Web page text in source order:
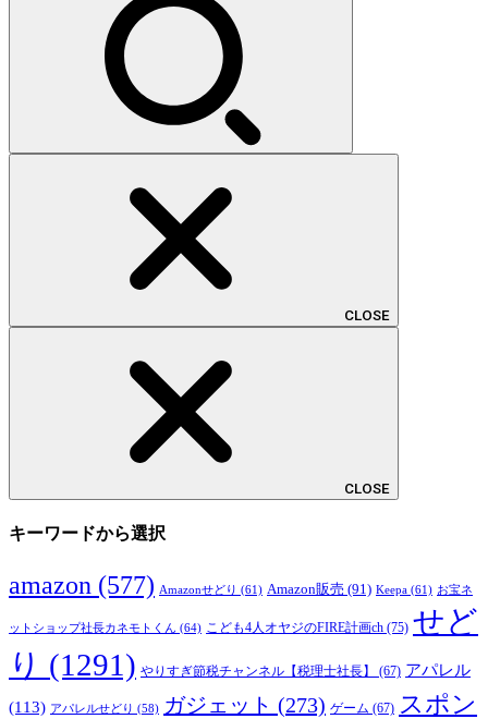
CLOSE
CLOSE
キーワードから選択
amazon (577) Amazonせどり (61) Amazon販売 (91) Keepa (61) お宝ネ
ットショップ社長カネモトくん (64) こども4人オヤジのFIRE計画ch (75) せど
り (1291) やりすぎ節税チャンネル【税理士社長】 (67) アパレル
(113) アパレルせどり (58) ガジェット (273) ゲーム (67) スポン